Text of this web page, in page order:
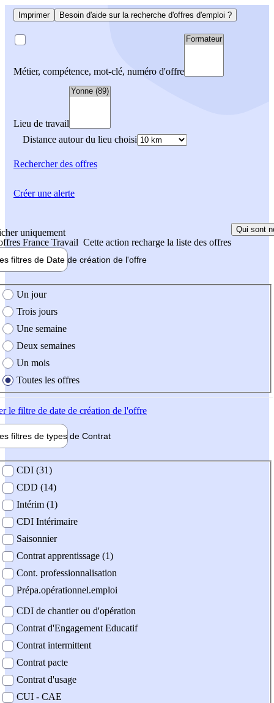
Imprimer Besoin d'aide sur la recherche d'offres d'emploi ?
Métier, compétence, mot-clé, numéro d'offre
Lieu de travail
Distance autour du lieu choisi
Rechercherdes offres
uniquement
France Travail Cette action recharge la liste des offres
Qui sont
filtres de Date de création de l'offre
création de l'offre
Un jour
Trois jours
Une semaine
Deux semaines
Un mois
Toutes les offres
le filtre de date de création de l'offre
filtres de types de Contrat
contrat
CDI (31)
CDD (14)
Intérim (1)
CDI Intérimaire
Saisonnier
Contrat apprentissage (1)
Cont. professionnalisation
Prépa.opérationnel.emploi
CDI de chantier ou d'opération
Contrat d'Engagement Educatif
Contrat intermittent
Contrat pacte
Contrat d'usage
CUI - CAE
Créer une alerte